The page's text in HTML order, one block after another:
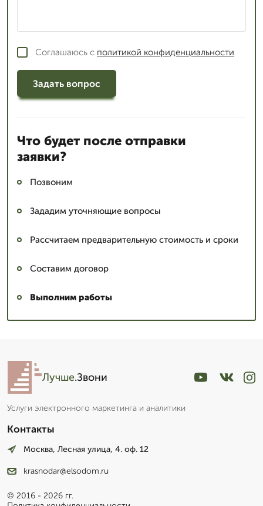
Соглашаюсь с политикой конфиденциальности
Задать вопрос
Что будет после отправки
заявки?
Позвоним
Зададим уточняющие вопросы
Рассчитаем предварительную стоимость и сроки
Составим договор
Выполним работы
Лучше.Звони
Услуги электронного маркетинга и аналитики
Контакты
Москва, Лесная улица, 4. оф. 12
krasnodar@elsodom.ru
© 2016 - 2026 гг.